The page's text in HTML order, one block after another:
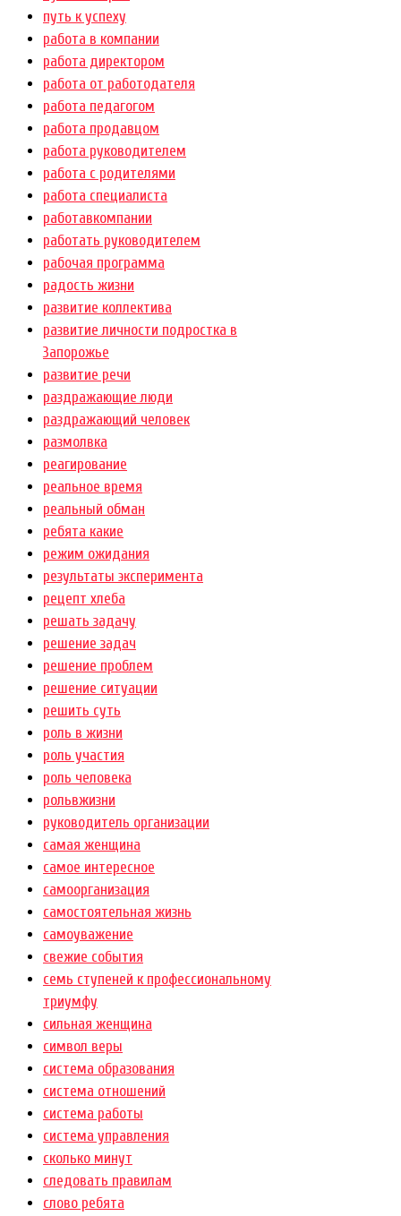
путь к успеху
работа в компании
работа директором
работа от работодателя
работа педагогом
работа продавцом
работа руководителем
работа с родителями
работа специалиста
работавкомпании
работать руководителем
рабочая программа
радость жизни
развитие коллектива
развитие личности подростка в
Запорожье
развитие речи
раздражающие люди
раздражающий человек
размолвка
реагирование
реальное время
реальный обман
ребята какие
режим ожидания
результаты эксперимента
рецепт хлеба
решать задачу
решение задач
решение проблем
решение ситуации
решить суть
роль в жизни
роль участия
роль человека
рольвжизни
руководитель организации
самая женщина
самое интересное
самоорганизация
самостоятельная жизнь
самоуважение
свежие события
семь ступеней к профессиональному
триумфу
сильная женщина
символ веры
система образования
система отношений
система работы
система управления
сколько минут
следовать правилам
слово ребята